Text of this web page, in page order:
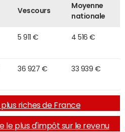
Vescours
Moyenne
nationale
5 911 € 4 516 €
36 927 € 33 939 €
plus riches de France
le plus d'impôt sur le revenu